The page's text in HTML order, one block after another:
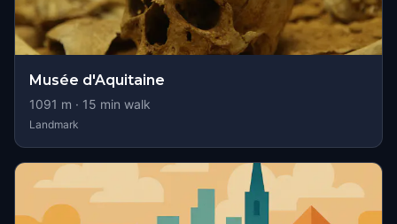
Musée d'Aquitaine
1091 m · 15 min walk
Landmark